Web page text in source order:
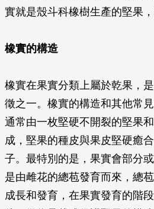
實就是殼斗科橡樹生產的堅果，
橡實的構造
橡實在果實分類上屬於乾果，
徵之一。橡實的構造和其他常
通常由一枚堅硬不開裂的堅果
成，堅果的種皮與果皮堅硬癒
子。最特別的是，果實會部分
是由雌花的總苞發育而來，總
成長和發育，在果實發育的階